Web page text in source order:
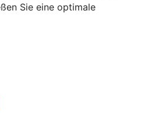
Sie eine optimale